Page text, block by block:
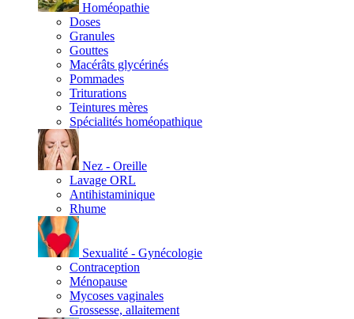
Homéopathie
Doses
Granules
Gouttes
Macérâts glycérinés
Pommades
Triturations
Teintures mères
Spécialités homéopathique
Nez - Oreille
Lavage ORL
Antihistaminique
Rhume
Sexualité - Gynécologie
Contraception
Ménopause
Mycoses vaginales
Grossesse, allaitement